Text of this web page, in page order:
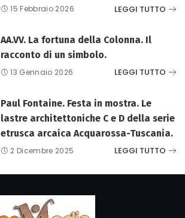
15 Febbraio 2026 LEGGI TUTTO
AA.VV. La fortuna della Colonna. Il
racconto di un simbolo.
13 Gennaio 2026 LEGGI TUTTO
Paul Fontaine. Festa in mostra. Le
lastre architettoniche C e D della serie
etrusca arcaica Acquarossa-Tuscania.
2 Dicembre 2025 LEGGI TUTTO